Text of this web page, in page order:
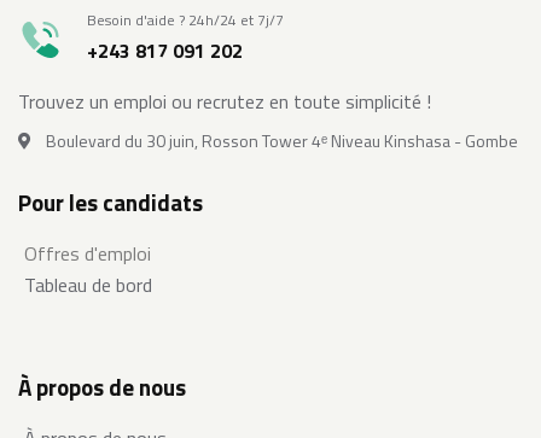
Besoin d'aide ? 24h/24 et 7j/7
+243 817 091 202
Trouvez un emploi ou recrutez en toute simplicité !
Boulevard du 30 juin, Rosson Tower 4ᵉ Niveau Kinshasa - Gombe
Pour les candidats
Offres d'emploi
Tableau de bord
À propos de nous